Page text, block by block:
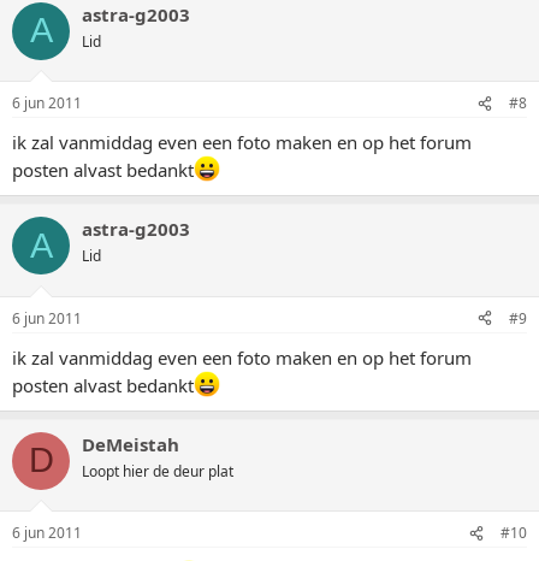
A astra-g2003
Lid
6 jun 2011 #8
ik zal vanmiddag even een foto maken en op het forum
posten alvast bedankt
A astra-g2003
Lid
6 jun 2011 #9
ik zal vanmiddag even een foto maken en op het forum
posten alvast bedankt
D DeMeistah
Loopt hier de deur plat
6 jun 2011 #10